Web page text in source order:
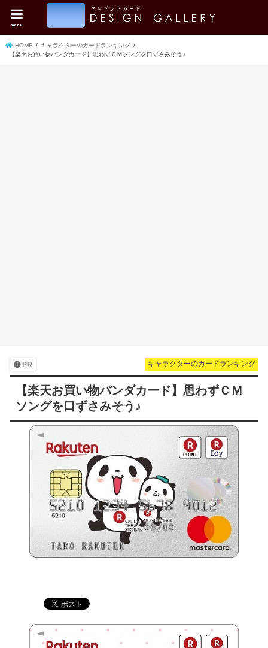
menu
HOME
キャラクターのカードランキング
【楽天お買い物パンダカード】思わずＣＭソングを口ずさみそう♪
キャラクターのカードランキング
PR
【楽天お買い物パンダカード】思わずＣＭ
ソングを口ずさみそう♪